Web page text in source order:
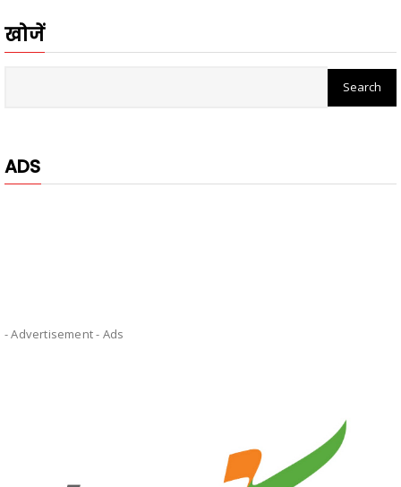
खोजें
ADS
- Advertisement - Ads